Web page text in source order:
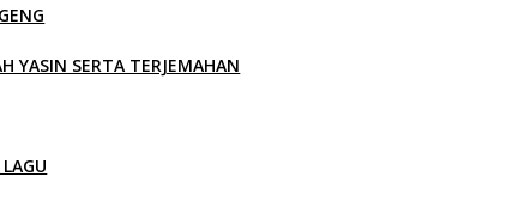
YASIN SERTA TERJEMAHAN